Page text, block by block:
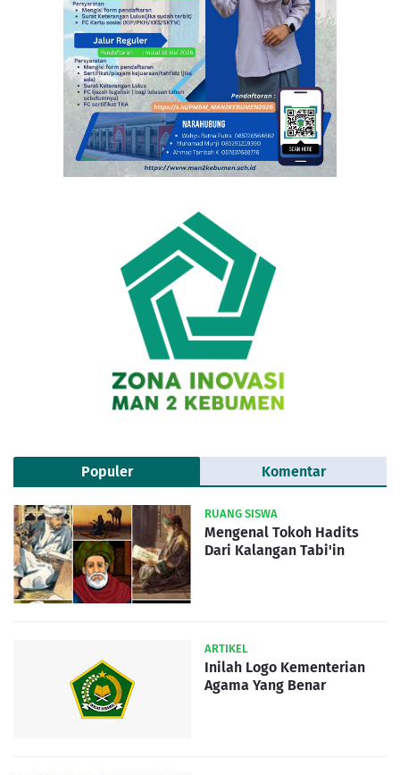
Populer Komentar
RUANG SISWA
Mengenal Tokoh Hadits
Dari Kalangan Tabi'in
ARTIKEL
Inilah Logo Kementerian
Agama Yang Benar